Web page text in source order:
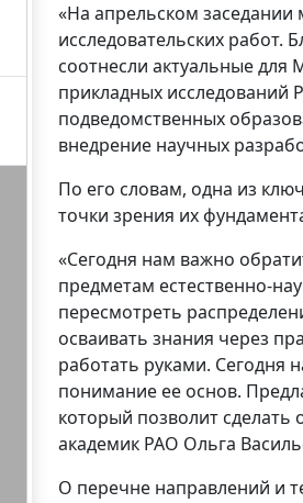
«На апрельском
исследовательских работ.
соотнесли актуальные
прикладных исследований
подведомственных
внедрение научных
По его словам, одна из
точки зрения их
«Сегодня нам важно
предметам естественно-
пересмотреть
осваивать знания через
работать руками. Сегодня
понимание ее основ.
который позволит сделать
академик РАО Ольга
О перечне направлений и